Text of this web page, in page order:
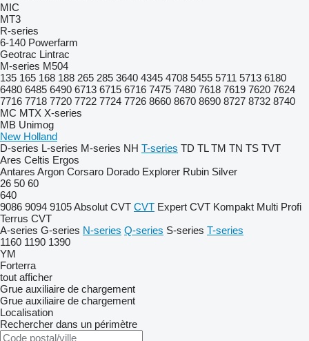
MIC
MT3
R-series
6-140 Powerfarm
Geotrac Lintrac
M-series M504
135 165 168 188 265 285 3640 4345 4708 5455 5711 5713 6180
6480 6485 6490 6713 6715 6716 7475 7480 7618 7619 7620 7624
7716 7718 7720 7722 7724 7726 8660 8670 8690 8727 8732 8740
MC MTX X-series
MB Unimog
New Holland
D-series L-series M-series NH T-series TD TL TM TN TS TVT
Ares Celtis Ergos
Antares Argon Corsaro Dorado Explorer Rubin Silver
26 50 60
640
9086 9094 9105Absolut CVT CVT Expert CVT Kompakt Multi Profi
Terrus CVT
A-series G-series N-series Q-series S-series T-series
1160 1190 1390
YM
Forterra
tout afficher
Grue auxiliaire de chargement
Grue auxiliaire de chargement
Localisation
Rechercher dans un périmètre